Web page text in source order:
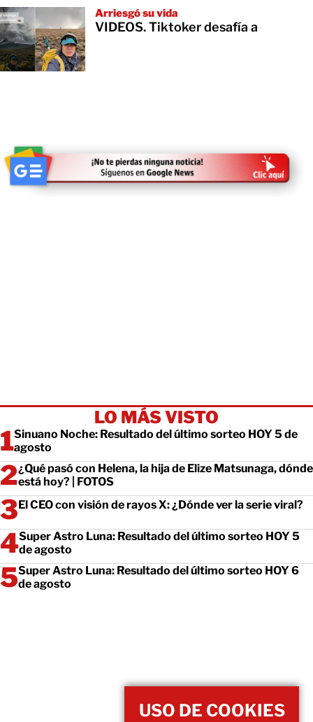
Arriesgó su vida
VIDEOS. Tiktoker desafía a
LO MÁS VISTO
Sinuano Noche: Resultado del último sorteo HOY 5 de
agosto
¿Qué pasó con Helena, la hija de Elize Matsunaga, dónde
está hoy? | FOTOS
El CEO con visión de rayos X: ¿Dónde ver la serie viral?
Super Astro Luna: Resultado del último sorteo HOY 5
de agosto
Super Astro Luna: Resultado del último sorteo HOY 6
de agosto
USO DE COOKIES